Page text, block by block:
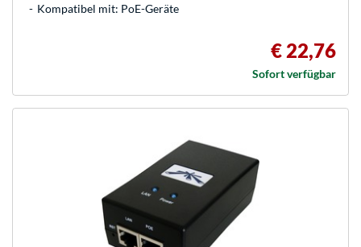
Kompatibel mit: PoE-Geräte
€ 22,76
Sofort verfügbar